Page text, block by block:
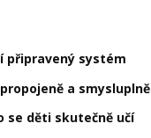
připravený systém
a smysluplně
se děti skutečně učí